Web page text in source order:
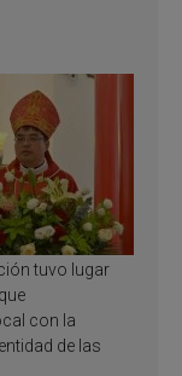
tuvo lugar
con la
de las